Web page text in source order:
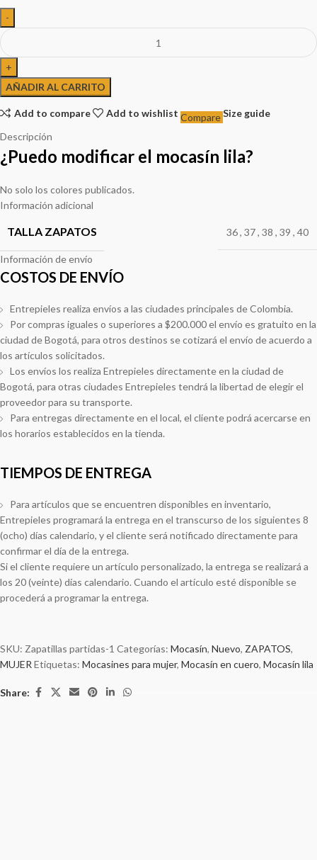
AÑADIR AL CARRITO
Add to compare Add to wishlist CompareSize guide
Descripción
¿Puedo modificar el mocasín lila?
No solo los colores publicados.
Información adicional
TALLA ZAPATOS 36, 37, 38 , 39 , 40
Información de envío
COSTOS DE ENVÍO
Entrepieles realiza envíos a las ciudades principales de Colombia.
Por compras iguales o superiores a $200.000 el envío es gratuito en la
ciudad de Bogotá, para otros destinos se cotizará el envío de acuerdo a
los artículos solicitados.
Los envíos los realiza Entrepieles directamente en la ciudad de
Bogotá, para otras ciudades Entrepieles tendrá la libertad de elegir el
proveedor para su transporte.
Para entregas directamente en el local, el cliente podrá acercarse en
los horarios establecidos en la tienda.
TIEMPOS DE ENTREGA
Para artículos que se encuentren disponibles en inventario,
Entrepieles programará la entrega en el transcurso de los siguientes 8
(ocho) días calendario, y el cliente será notificado directamente para
confirmar el día de la entrega.
Si el cliente requiere un artículo personalizado, la entrega se realizará a
los 20 (veinte) días calendario. Cuando el artículo esté disponible se
procederá a programar la entrega.
SKU: Zapatillas partidas-1 Categorías: Mocasín, Nuevo, ZAPATOS,
MUJEREtiquetas: Mocasines para mujer, Mocasín en cuero, Mocasín lila
Share: